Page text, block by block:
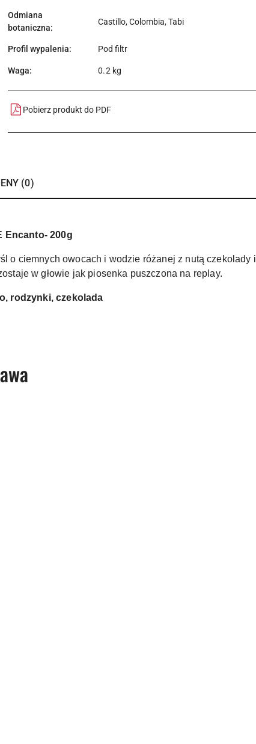
Odmiana
botaniczna:
Castillo, Colombia, Tabi
Profil wypalenia: Pod filtr
Waga: 0.2 kg
Pobierz produkt do PDF
(0)
Encanto- 200g
o ciemnych owocach i wodzie różanej z nutą czekolady i
w głowie jak piosenka puszczona na replay.
rodzynki, czekolada